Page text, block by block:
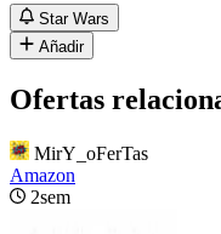
Star Wars
Añadir
Ofertas
MirY_oFerTas
Amazon
2sem